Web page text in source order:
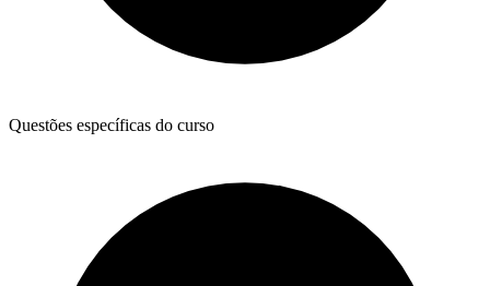
Questões específicas do curso